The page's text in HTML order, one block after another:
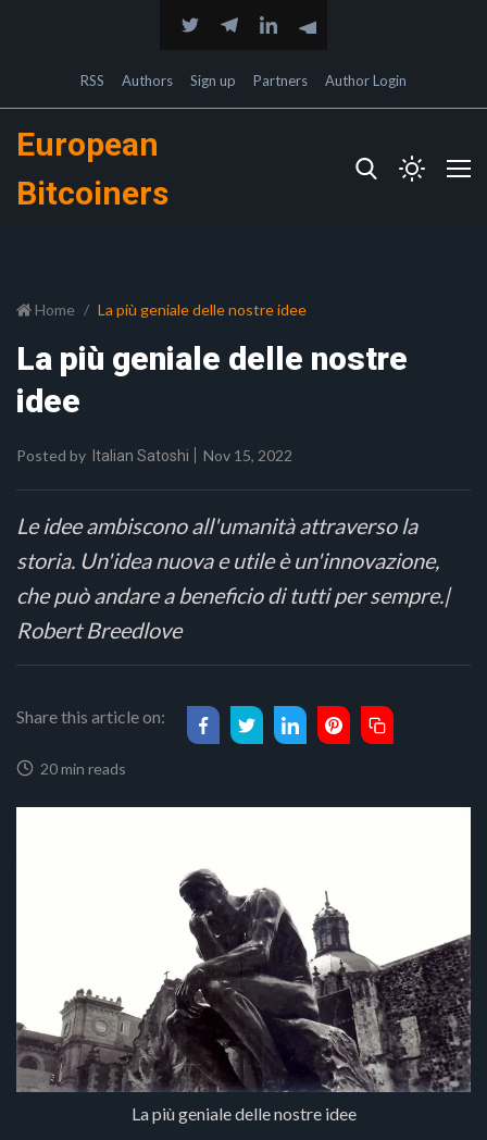
RSS Authors Sign up Partners Author Login
European
Bitcoiners
Home La più geniale delle nostre idee
La più geniale delle nostre
idee
Posted by Italian Satoshi Nov 15, 2022
Le idee ambiscono all'umanità attraverso la
storia. Un'idea nuova e utile è un'innovazione,
che può andare a beneficio di tutti per sempre.|
Robert Breedlove
Share this article on:
20 min reads
La più geniale delle nostre idee